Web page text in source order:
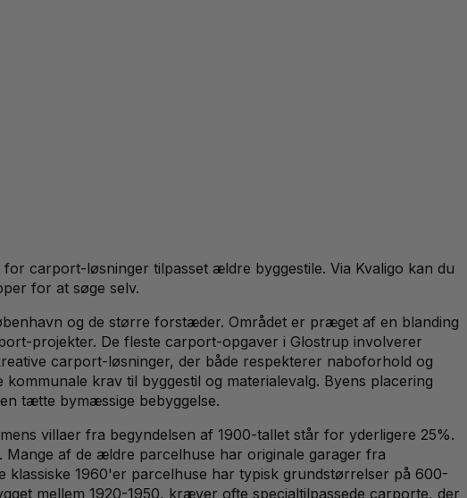
carport-løsninger tilpasset ældre byggestile. Via Kvaligo kan du
for at søge selv.
og de større forstæder. Området er præget af en blanding
projekter. De fleste carport-opgaver i Glostrup involverer
carport-løsninger, der både respekterer naboforhold og
krav til byggestil og materialevalg. Byens placering
tætte bymæssige bebyggelse.
villaer fra begyndelsen af 1900-tallet står for yderligere 25%.
af de ældre parcelhuse har originale garager fra
1960'er parcelhuse har typisk grundstørrelser på 600-
mellem 1920-1950, kræver ofte specialtilpassede carporte, der